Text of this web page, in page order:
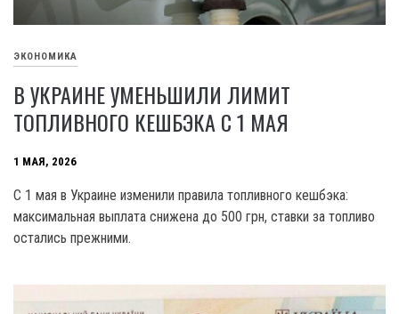
ЭКОНОМИКА
В УКРАИНЕ УМЕНЬШИЛИ ЛИМИТ
ТОПЛИВНОГО КЕШБЭКА С 1 МАЯ
1 МАЯ, 2026
С 1 мая в Украине изменили правила топливного кешбэка:
максимальная выплата снижена до 500 грн, ставки за топливо
остались прежними.